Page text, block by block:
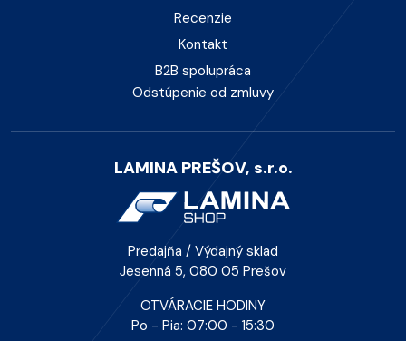
Recenzie
Kontakt
B2B spolupráca
Odstúpenie od zmluvy
LAMINA PREŠOV, s.r.o.
Predajňa / Výdajný sklad
Jesenná 5, 080 05 Prešov
OTVÁRACIE HODINY
Po - Pia: 07:00 - 15:30